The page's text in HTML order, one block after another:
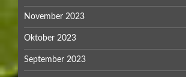
November 2023
Oktober 2023
September 2023